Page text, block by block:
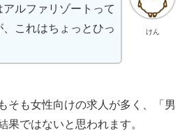
けん
ルファリゾートって
これはちょっとひっ
そも女性向けの求人が多く、「男
果ではないと思われます。